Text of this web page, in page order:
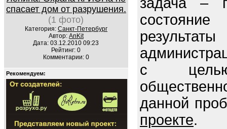
спасает дом от разрушения.
(1 фото)
Категория: Санкт-Петербург
Автор: AnKit
Дата: 03.12.2010 09:23
Рейтинг: 0
Комментарии: 0
Рекомендуем:
состояние
с целью
данной
проекте.